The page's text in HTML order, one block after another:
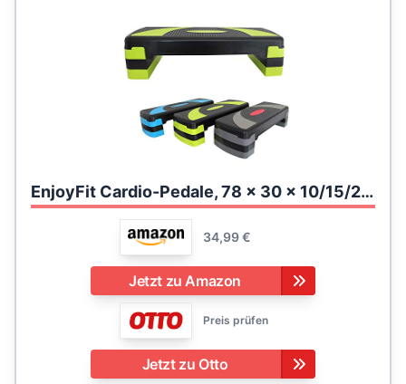
EnjoyFit Cardio-Pedale, 78 x 30 x 10/15/20 cm, 3 farbverstellbare Pedale
34,99 €
Jetzt zu Amazon
Preis prüfen
Jetzt zu Otto